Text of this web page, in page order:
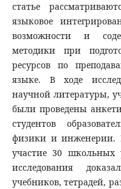
статье
языковое
возможности и
методики при
ресурсов по
языке. В ходе
научной литературы,
были проведены
студентов
физики и инженерии.
участие 30 школьных
исследования
учебников, тетрадей,